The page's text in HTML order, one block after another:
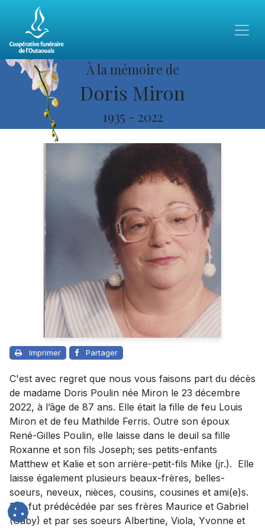
À la mémoire de
Doris Miron
1935 - 2022
Imprimer Partager
C'est avec regret que nous vous faisons part du décès
de madame Doris Poulin née Miron le 23 décembre
2022, à l’âge de 87 ans. Elle était la fille de feu Louis
Miron et de feu Mathilde Ferris. Outre son époux
René-Gilles Poulin, elle laisse dans le deuil sa fille
Roxanne et son fils Joseph; ses petits-enfants
Matthew et Kalie et son arrière-petit-fils Mike (jr.). Elle
laisse également plusieurs beaux-frères, belles-
soeurs, neveux, nièces, cousins, cousines et ami(e)s.
Elle fut prédécédée par ses frères Maurice et Gabriel
(Gaby) et par ses soeurs Albertine, Viola, Yvonne et